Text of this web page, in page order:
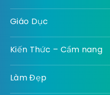
Giáo Dục
Kiến Thức – Cẩm nang
Làm Đẹp